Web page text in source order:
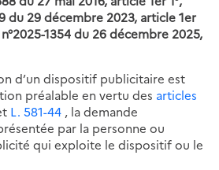
du 29 décembre 2023, article 1er
1354 du 26 décembre 2025,
d’un dispositif publicitaire est
préalable en vertu des articles
L. 581-44 , la demande
par la personne ou
qui exploite le dispositif ou le